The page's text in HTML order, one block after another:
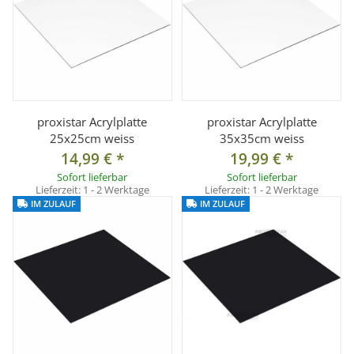
- Ein- und Ausschalter am Gehäuse , 360 Grad drehbarer und
180 Grad schwenkbarer Sockel
- Universal-Spigot-Aufnahme (bis 5/8" Spigot)
- Netzkabellänge ca. 3 m
- Passt auf jedes handelsübliche Lampenstativ
- Abmessungen des Reflektors: Ø 27 cm, Tiefe 15 cm (mit Hals
17cm)
Technische Daten LED Bi-Color Leuchtmittel:
Mit einer 3-stufig einstellbaren Farbtemperatur 3200, 4000
sowie 5500 Kelvin eignet sich dieses LED Leuchtmittel mit E27
proxistar Acrylplatte
25x25cm weiss
14,99 €*
Sofort lieferbar
Lieferzeit: 1 - 2 Werktage
proxistar Acrylplatte
35x35cm weiss
19,99 €*
Sofort lieferbar
Lieferzeit: 1 - 2 Werktage
IM ZULAUF IM ZULAUF